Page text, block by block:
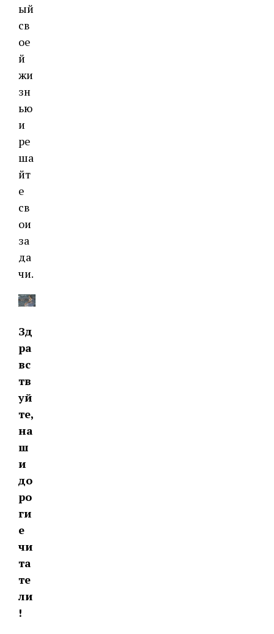
ый
св
ое
й
жи
зн
ью
и
ре
ша
йт
е
св
ои
за
да
чи.
Зд
ра
вс
тв
уй
те,
на
ш
и
до
ро
ги
е
чи
та
те
ли
!